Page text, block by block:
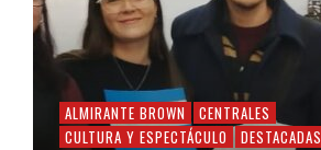
ALMIRANTE BROWN
CENTRALES
CULTURA Y ESPECTÁCULO
DESTACADAS